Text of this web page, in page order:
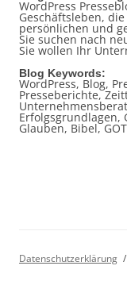
WordPress
Geschäftsleben,
persönlichen und
Sie suchen nach
Sie wollen Ihr
Blog Keywords:
WordPress, Blog,
Presseberichte,
Erfolgsgrundlagen,
Glauben, Bibel,
Datenschutzerklärung